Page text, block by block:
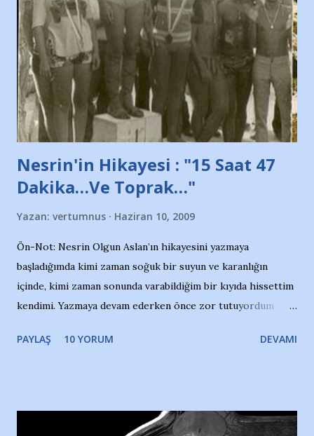
adına açıklama yapan şahsı muhterem(!) ''Açık ve net olarak
söylüyoruz. Bu son uyarımızdır. Bunun yanısıra, bu takımlara
ait tanıtıcı ilanların asılmasına izin veren Bursa Büyükşehir
Belediyesi ile mağazaların bulunduğu alışveriş merkezlerini
de kınıyoruz'' diye de eklemiş .. Blogumuzda okuduğum bu
yazının hemen ardından bu habe...
Nesrin'in Hikayesi : "15 Saat 47
Dakika…Ve Toprak…"
Yazan: vertumnus Haziran 10, 2009
Ön-Not: Nesrin Olgun Aslan’ın hikayesini yazmaya
başladığımda kimi zaman soğuk bir suyun ve karanlığın
içinde, kimi zaman sonunda varabildiğim bir kıyıda hissettim
kendimi. Yazmaya devam ederken önce zor tutuyordum
Yazımı, ağlayarak bitirebildim ancak…Kendisinin web
Nesrin’in Hikayesi’ne başlıyorum… 1964 Adana Yüzme
PAYLAŞ 10 YORUM DEVAMI